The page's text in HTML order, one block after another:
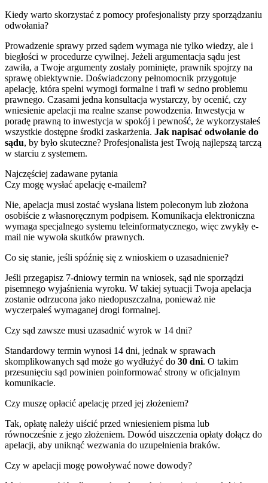
Kiedy warto skorzystać z pomocy profesjonalisty przy sporządzaniu
odwołania?
Prowadzenie sprawy przed sądem wymaga nie tylko wiedzy, ale i
biegłości w procedurze cywilnej. Jeżeli argumentacja sądu jest
zawiła, a Twoje argumenty zostały pominięte, prawnik spojrzy na
sprawę obiektywnie. Doświadczony pełnomocnik przygotuje
apelację, która spełni wymogi formalne i trafi w sedno problemu
prawnego. Czasami jedna konsultacja wystarczy, by ocenić, czy
wniesienie apelacji ma realne szanse powodzenia. Inwestycja w
poradę prawną to inwestycja w spokój i pewność, że wykorzystałeś
wszystkie dostępne środki zaskarżenia. Jak napisać odwołanie do
sądu, by było skuteczne? Profesjonalista jest Twoją najlepszą tarczą
w starciu z systemem.
Najczęściej zadawane pytania
Czy mogę wysłać apelację e-mailem?
Nie, apelacja musi zostać wysłana listem poleconym lub złożona
osobiście z własnoręcznym podpisem. Komunikacja elektroniczna
wymaga specjalnego systemu teleinformatycznego, więc zwykły e-
mail nie wywoła skutków prawnych.
Co się stanie, jeśli spóźnię się z wnioskiem o uzasadnienie?
Jeśli przegapisz 7-dniowy termin na wniosek, sąd nie sporządzi
pisemnego wyjaśnienia wyroku. W takiej sytuacji Twoja apelacja
zostanie odrzucona jako niedopuszczalna, ponieważ nie
wyczerpałeś wymaganej drogi formalnej.
Czy sąd zawsze musi uzasadnić wyrok w 14 dni?
Standardowy termin wynosi 14 dni, jednak w sprawach
skomplikowanych sąd może go wydłużyć do 30 dni. O takim
przesunięciu sąd powinien poinformować strony w oficjalnym
komunikacie.
Czy muszę opłacić apelację przed jej złożeniem?
Tak, opłatę należy uiścić przed wniesieniem pisma lub
równocześnie z jego złożeniem. Dowód uiszczenia opłaty dołącz do
apelacji, aby uniknąć wezwania do uzupełnienia braków.
Czy w apelacji mogę powoływać nowe dowody?